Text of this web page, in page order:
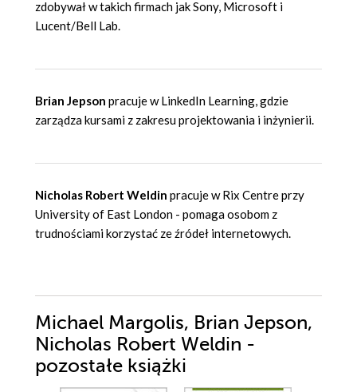
zdobywał w takich firmach jak Sony, Microsoft i
Lucent/Bell Lab.
Brian Jepson pracuje w LinkedIn Learning, gdzie
zarządza kursami z zakresu projektowania i inżynierii.
Nicholas Robert Weldin pracuje w Rix Centre przy
University of East London - pomaga osobom z
trudnościami korzystać ze źródeł internetowych.
Michael Margolis, Brian Jepson,
Nicholas Robert Weldin -
pozostałe książki